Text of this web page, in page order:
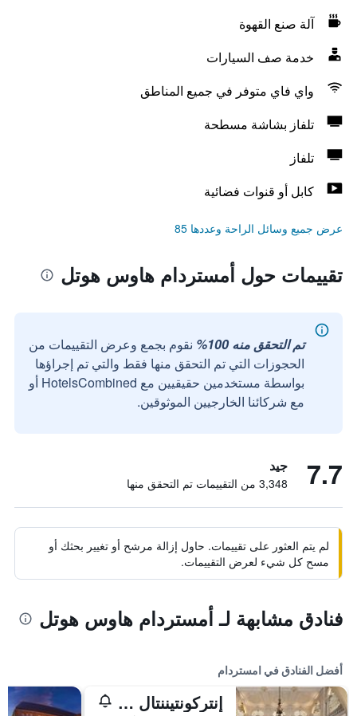
آلة صنع القهوة
خدمة صف السيارات
واي فاي متوفر في جميع المناطق
تلفاز بشاشة مسطحة
تلفاز
كابل أو قنوات فضائية
عرض جميع وسائل الراحة وعددها 85
تقييمات حول أمستردام هاوس هوتل
تم التحقق منه 100%
نقوم بجمع وعرض التقييمات من
الحجوزات التي تم التحقق منها فقط والتي تم إجراؤها
بواسطة مستخدمين حقيقيين مع HotelsCombined أو
مع شركائنا الخارجيين الموثوقين.
7.7 جيد
3,348 من التقييمات تم التحقق منها
لم يتم العثور على تقييمات. حاول إزالة مرشح أو تغيير بحثك أو
مسح كل شيء لعرض التقييمات.
فنادق مشابهة لـ أمستردام هاوس هوتل
أفضل الفنادق في امستردام
إنتركونتيننتال أمستل أمستردام